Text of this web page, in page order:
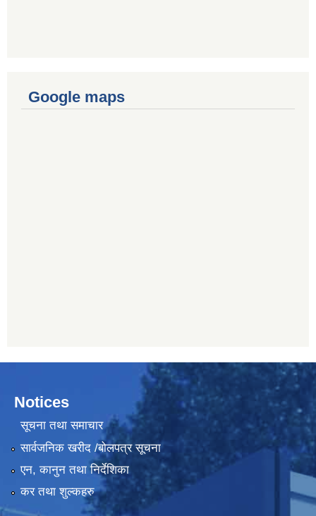
Google maps
Notices
सूचना तथा समाचार
सार्वजनिक खरीद /बोलपत्र सूचना
एन, कानुन तथा निर्देशिका
कर तथा शुल्कहरु